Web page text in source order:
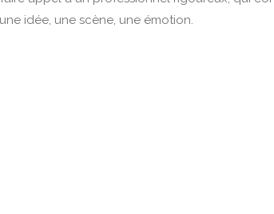
idée, une scène, une émotion.